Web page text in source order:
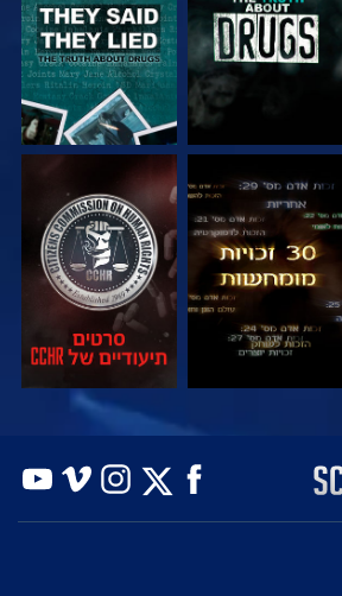
צפה צפה
בדוק את הסדרה